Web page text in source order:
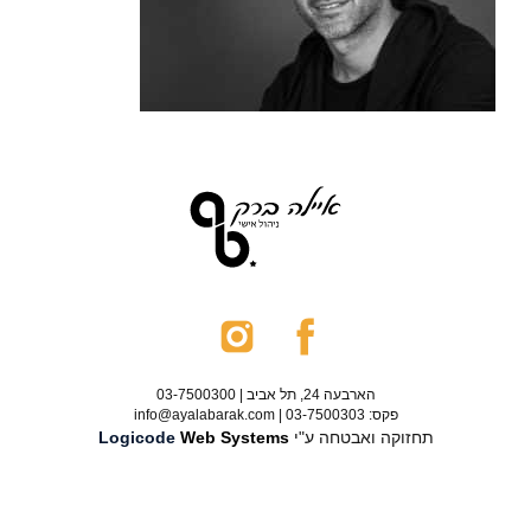
הארבעה 24, תל אביב | 03-7500300
פקס: 03-7500303 | info@ayalabarak.com
תחזוקה ואבטחה ע"י Logicode Web Systems